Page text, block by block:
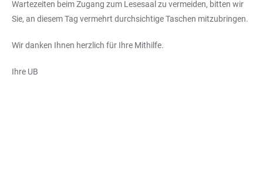
Wartezeiten beim Zugang zum Lesesaal zu vermeiden, bitten wir
Sie, an diesem Tag vermehrt durchsichtige Taschen mitzubringen.
Wir danken Ihnen herzlich für Ihre Mithilfe.
Ihre UB